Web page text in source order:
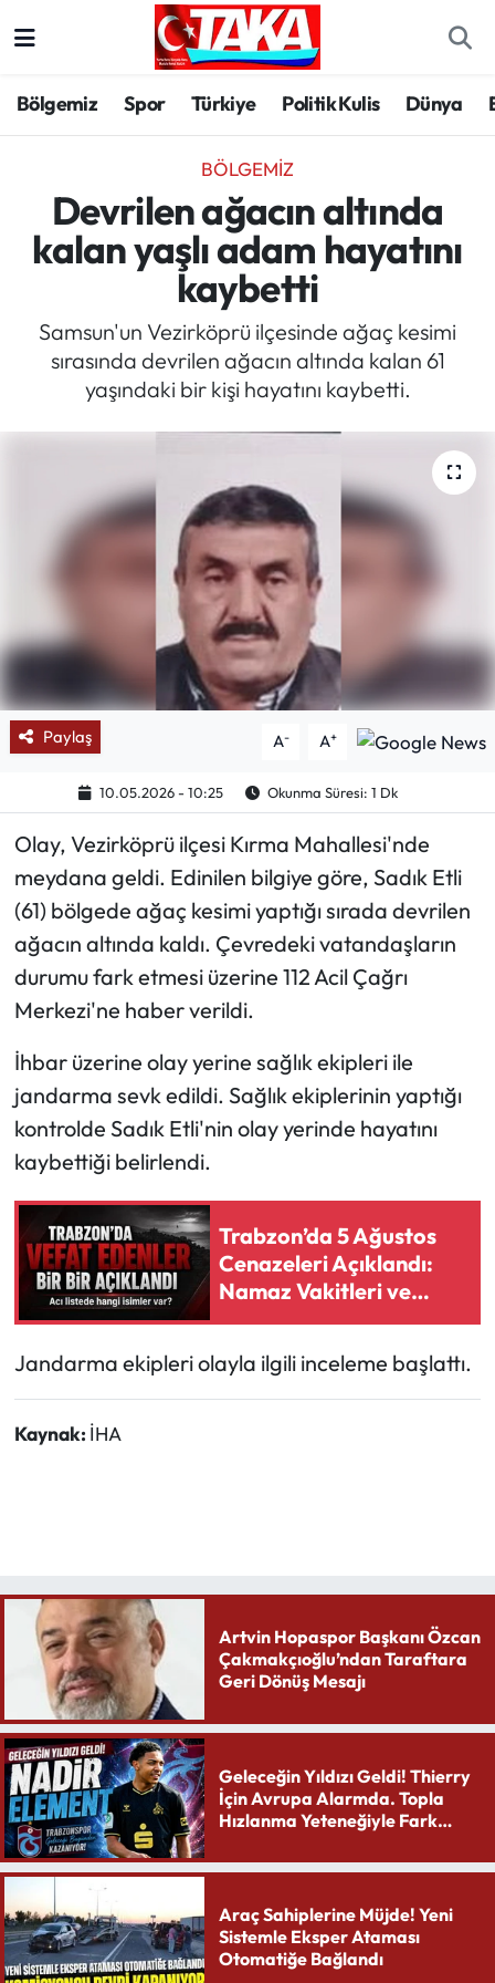
Bölgemiz Spor Türkiye Politik Kulis Dünya
BÖLGEMIZ
Devrilen ağacın altında
kalan yaşlı adam hayatını
kaybetti
Samsun'un Vezirköprü ilçesinde ağaç kesimi
sırasında devrilen ağacın altında kalan 61
yaşındaki bir kişi hayatını kaybetti.
Paylaş A- A+
10.05.2026 - 10:25 Okunma Süresi: 1 Dk
Olay, Vezirköprü ilçesi Kırma Mahallesi'nde
meydana geldi. Edinilen bilgiye göre, Sadık Etli
(61) bölgede ağaç kesimi yaptığı sırada devrilen
ağacın altında kaldı. Çevredeki vatandaşların
durumu fark etmesi üzerine 112 Acil Çağrı
Merkezi'ne haber verildi.
İhbar üzerine olay yerine sağlık ekipleri ile
jandarma sevk edildi. Sağlık ekiplerinin yaptığı
kontrolde Sadık Etli'nin olay yerinde hayatını
kaybettiği belirlendi.
Trabzon’da 5 Ağustos
Cenazeleri Açıklandı:
Namaz Vakitleri ve
Camiler Belli Oldu
Jandarma ekipleri olayla ilgili inceleme başlattı.
Kaynak: İHA
Artvin Hopaspor Başkanı Özcan
Çakmakçıoğlu’ndan Taraftara
Geri Dönüş Mesajı
Geleceğin Yıldızı Geldi! Thierry
İçin Avrupa Alarmda. Topla
Hızlanma Yeteneğiyle Fark
Araç Sahiplerine Müjde! Yeni
Sistemle Eksper Ataması
Otomatiğe Bağlandı
Spor
Türkiye
Kültür/Sanat
Politik Kulis
Mektup Galeri
Röportaj
Manşet
Köşe Yazıları
Karikatür Galeri
BIK
ASTROLOJİ
Spor Yazıları
Mektup Galeri
Sağlık
Turizm
Teknoloji
Trabzon Hava Durumu
Trabzon Trafik Yoğunluk Haritası
Süper Lig Puan Durumu ve Fikstür
Tüm Manşetler
Son Dakika Haberleri